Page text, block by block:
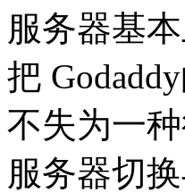
服务器基
把
不失为一
服务器切